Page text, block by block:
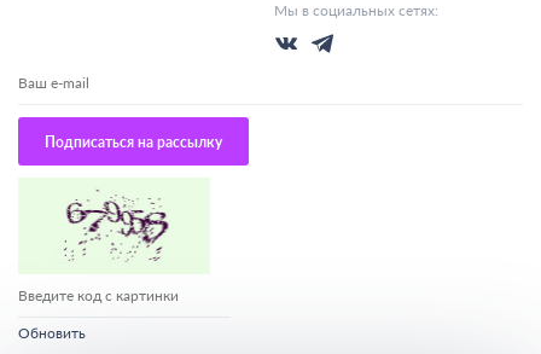
Мы в социальных сетях:
Подписаться на рассылку
Обновить